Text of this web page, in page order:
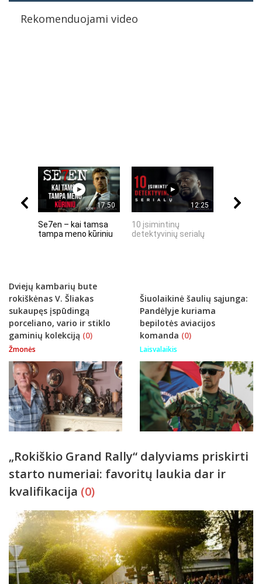
Rekomenduojami video
17:50
Se7en – kai tamsa
tampa meno kūriniu
12:25
10 įsimintinų
detektyvinių serialų
Dviejų kambarių bute
rokiškėnas V. Šliakas
sukaupęs įspūdingą
porceliano, vario ir stiklo
gaminių kolekciją (0)
Žmonės
Šiuolaikinė šaulių sąjunga:
Pandėlyje kuriama
bepilotės aviacijos
komanda (0)
Laisvalaikis
„Rokiškio Grand Rally“ dalyviams priskirti
starto numeriai: favoritų laukia dar ir
kvalifikacija (0)